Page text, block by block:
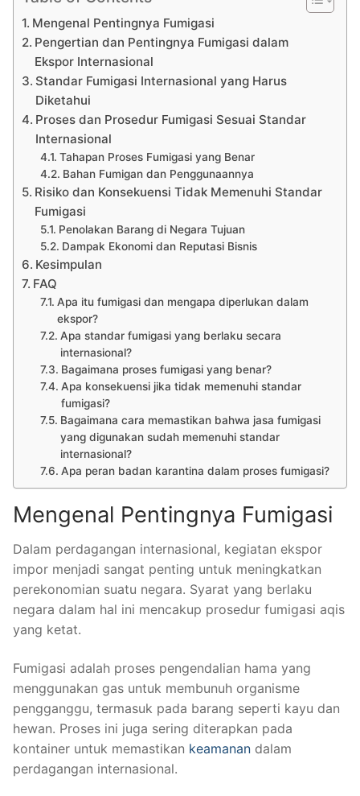
Mengenal Pentingnya Fumigasi
Pengertian dan Pentingnya Fumigasi dalam
Ekspor Internasional
Standar Fumigasi Internasional yang Harus
Diketahui
Proses dan Prosedur Fumigasi Sesuai Standar
Internasional
Tahapan Proses Fumigasi yang Benar
Bahan Fumigan dan Penggunaannya
Risiko dan Konsekuensi Tidak Memenuhi Standar
Fumigasi
Penolakan Barang di Negara Tujuan
Dampak Ekonomi dan Reputasi Bisnis
Kesimpulan
FAQ
Apa itu fumigasi dan mengapa diperlukan dalam
ekspor?
Apa standar fumigasi yang berlaku secara
internasional?
Bagaimana proses fumigasi yang benar?
Apa konsekuensi jika tidak memenuhi standar
fumigasi?
Bagaimana cara memastikan bahwa jasa fumigasi
yang digunakan sudah memenuhi standar
internasional?
Apa peran badan karantina dalam proses fumigasi?
Mengenal Pentingnya Fumigasi
Dalam perdagangan internasional, kegiatan ekspor
impor menjadi sangat penting untuk meningkatkan
perekonomian suatu negara. Syarat yang berlaku
negara dalam hal ini mencakup prosedur fumigasi aqis
yang ketat.
Fumigasi adalah proses pengendalian hama yang
menggunakan gas untuk membunuh organisme
pengganggu, termasuk pada barang seperti kayu dan
hewan. Proses ini juga sering diterapkan pada
kontainer untuk memastikan keamanan dalam
perdagangan internasional.